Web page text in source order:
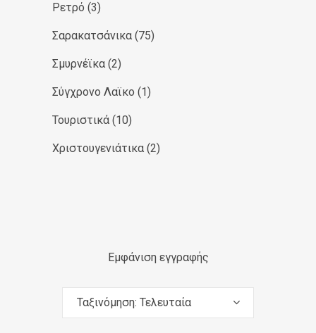
Ρετρό (3)
Σαρακατσάνικα (75)
Σμυρνέϊκα (2)
Σύγχρονο Λαϊκο (1)
Τουριστικά (10)
Χριστουγενιάτικα (2)
Εμφάνιση εγγραφής
Ταξινόμηση: Τελευταία